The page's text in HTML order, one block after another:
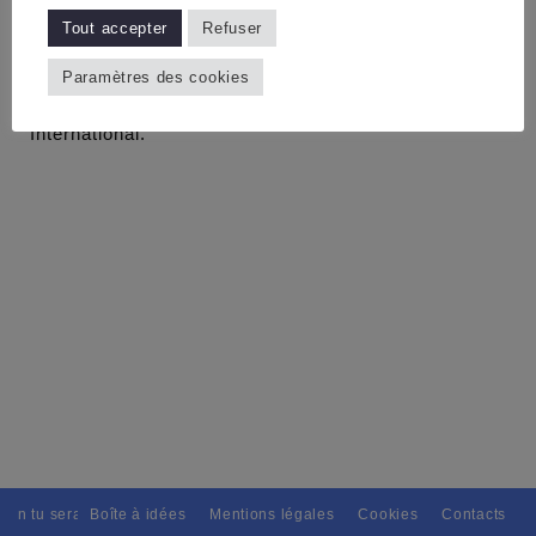
Les Membres du Chapitre ont décidé d’octroyer un
don de 500 et ce , en complément des 10.000 versés
International.
tu seras, Pour tous avec discernement. // L'amitié tu
Boîte à idées Mentions légales Cookies Contacts
Tout accepter Refuser
Paramètres des cookies